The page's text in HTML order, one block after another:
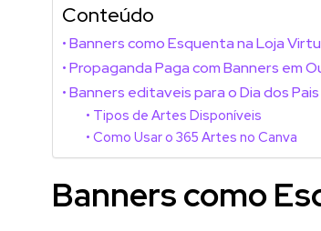
Conteúdo
Banners como Esquenta na Loja
Propaganda Paga com Banners em
Banners editaveis para o Dia dos Pais
Tipos de Artes Disponíveis
Como Usar o 365 Artes no Canva
Banners como